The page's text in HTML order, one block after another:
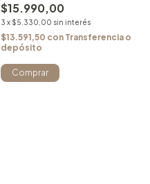
$15.990,00
3 x $5.330,00 sin interés
$13.591,50 con Transferencia o
depósito
Comprar